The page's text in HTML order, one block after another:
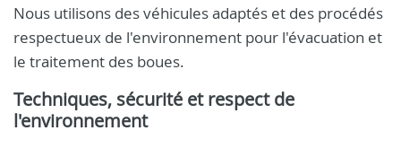
Nous utilisons des véhicules adaptés et des procédés
respectueux de l'environnement pour l'évacuation et
le traitement des boues.
Techniques, sécurité et respect de
l'environnement